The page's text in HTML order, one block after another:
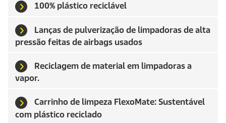
100% plástico reciclável
Lanças de pulverização de limpadoras de alta
pressão feitas de airbags usados
Reciclagem de material em limpadoras a
vapor.
Carrinho de limpeza FlexoMate: Sustentável
com plástico reciclado